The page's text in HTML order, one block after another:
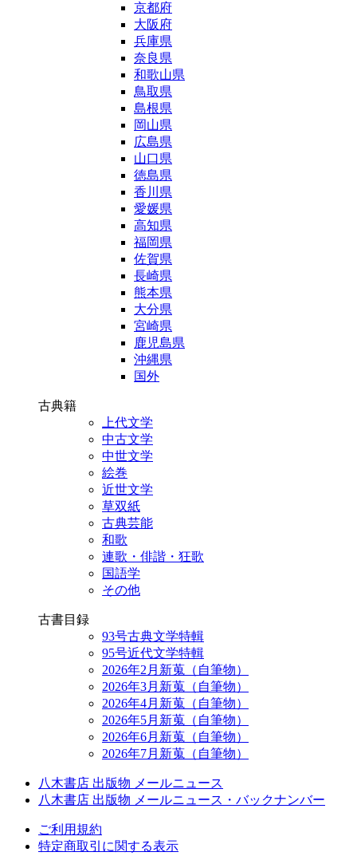
京都府
大阪府
兵庫県
奈良県
和歌山県
鳥取県
島根県
岡山県
広島県
山口県
徳島県
香川県
愛媛県
高知県
福岡県
佐賀県
長崎県
熊本県
大分県
宮崎県
鹿児島県
沖縄県
国外
古典籍
上代文学
中古文学
中世文学
絵巻
近世文学
草双紙
古典芸能
和歌
連歌・俳諧・狂歌
国語学
その他
古書目録
93号古典文学特輯
95号近代文学特輯
2026年2月新蒐（自筆物）
2026年3月新蒐（自筆物）
2026年4月新蒐（自筆物）
2026年5月新蒐（自筆物）
2026年6月新蒐（自筆物）
2026年7月新蒐（自筆物）
八木書店 出版物 メールニュース
八木書店 出版物 メールニュース・バックナンバー
ご利用規約
特定商取引に関する表示